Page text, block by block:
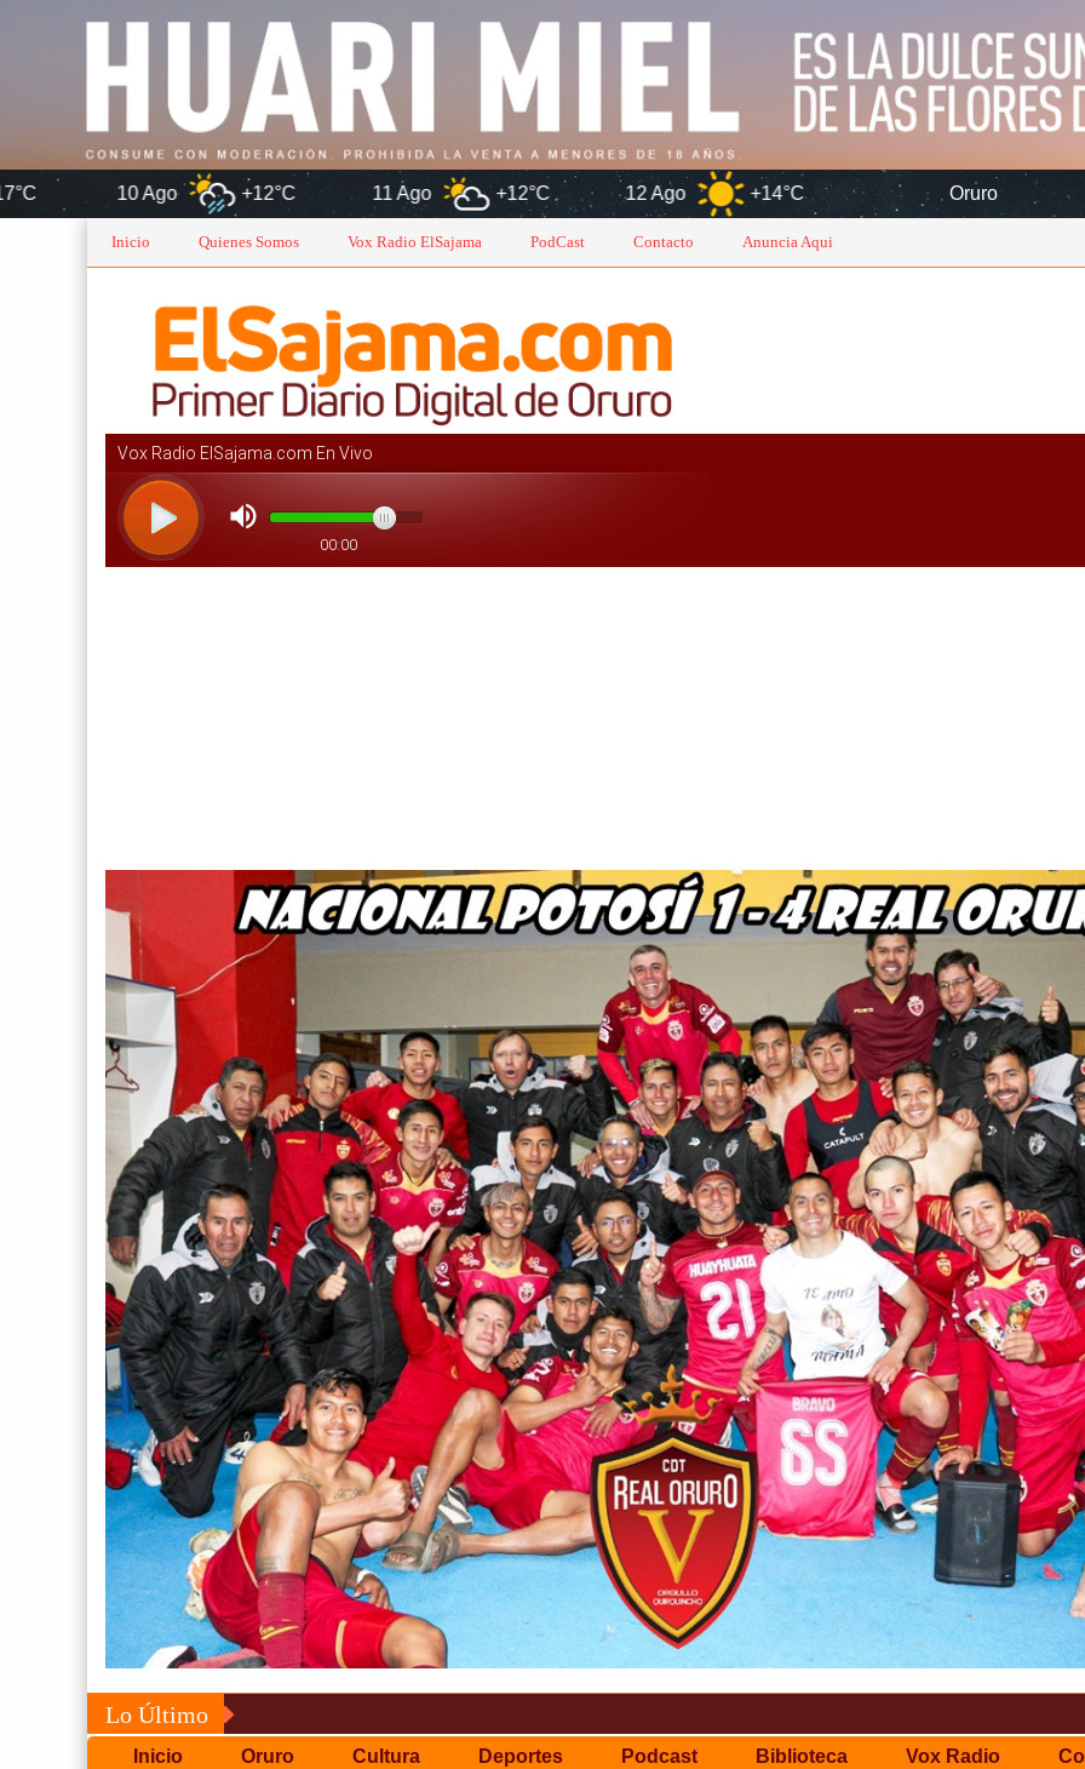
Ago +12°C 11 Ago +12°C 12 Ago +14°C Oruro 6 Ago
Inicio Quienes Somos Vox Radio ElSajama PodCast Contacto Anuncia Aqui
Lo Último
Inicio Oruro Cultura Deportes Podcast Biblioteca Vox Radio